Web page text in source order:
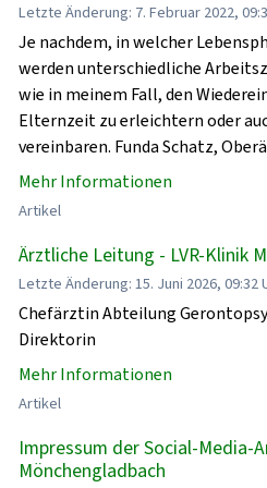
Letzte Änderung: 7. Februar 2022,
Je nachdem, in welcher
werden unterschiedliche
wie in meinem Fall, den
Elternzeit zu erleichtern oder
vereinbaren. Funda Schatz,
Mehr Informationen
Artikel
Ärztliche Leitung - LVR-Klinik
Letzte Änderung: 15. Juni 2026, 09:32
Chefärztin Abteilung
Direktorin
Mehr Informationen
Artikel
Impressum der Social-Media-
Mönchengladbach